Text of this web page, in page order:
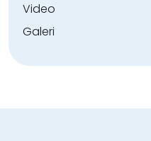
Video
Galeri